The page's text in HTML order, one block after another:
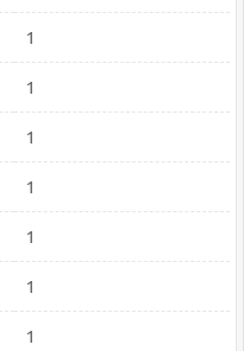
1
1
1
1
1
1
1